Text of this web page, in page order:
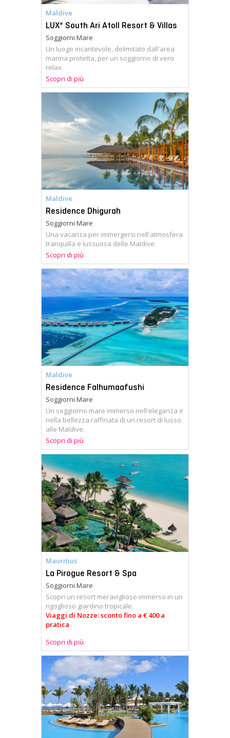
Maldive
LUX* South Ari Atoll Resort & Villas
Soggiorni Mare
Un luogo incantevole, delimitato dall'area
marina protetta, per un soggiorno di vero
relax.
Scopri di più
Maldive
Residence Dhigurah
Soggiorni Mare
Una vacanza per immergersi nell'atmosfera
tranquilla e lussuosa delle Maldive.
Scopri di più
Maldive
Residence Falhumaafushi
Soggiorni Mare
Un soggiorno mare immerso nell'eleganza e
nella bellezza raffinata di un resort di lusso
alle Maldive.
Scopri di più
Mauritius
La Pirogue Resort & Spa
Soggiorni Mare
Scopri un resort meraviglioso immerso in un
rigoglioso giardino tropicale.
Viaggi di Nozze: sconto fino a € 400 a
pratica
Scopri di più